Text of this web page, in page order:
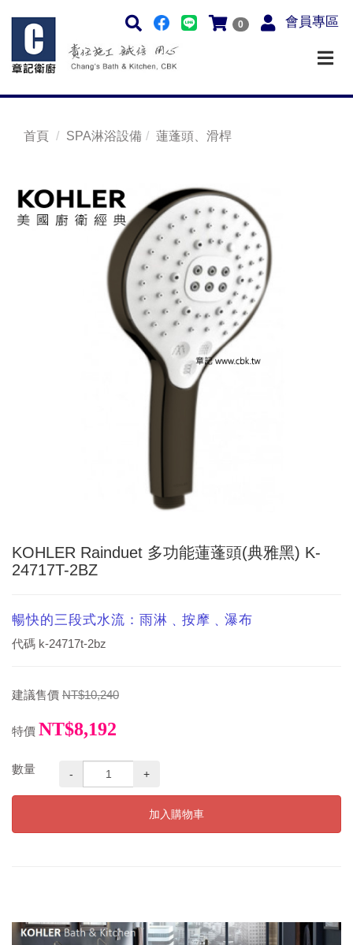
0 會員專區
首頁 SPA淋浴設備 蓮蓬頭、滑桿
KOHLER Rainduet 多功能蓮蓬頭(典雅黑) K-
24717T-2BZ
暢快的三段式水流：雨淋﹑按摩﹑瀑布
代碼 k-24717t-2bz
建議售價 NT$10,240
特價 NT$8,192
數量 - +
加入購物車